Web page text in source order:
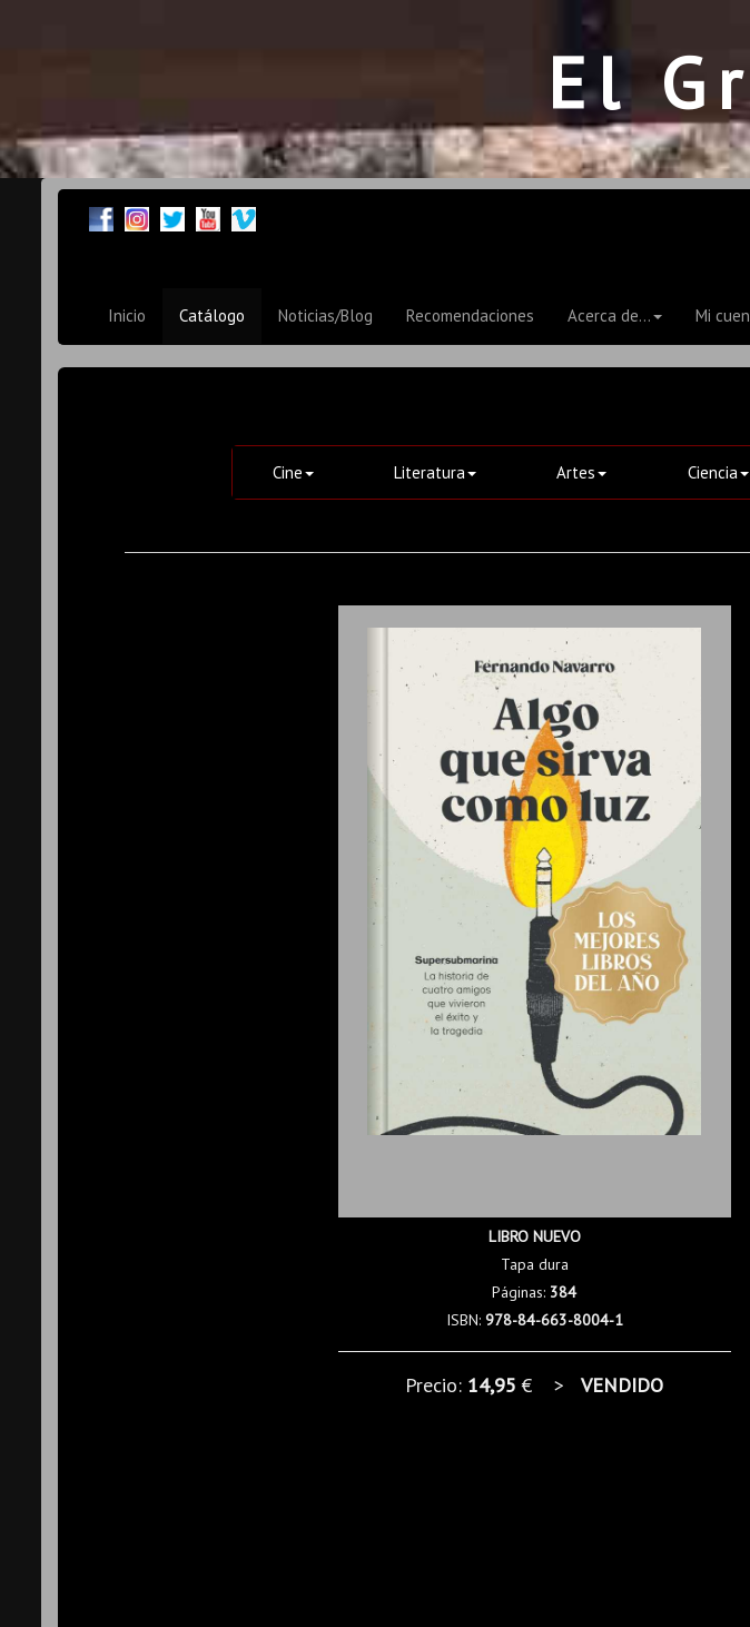
El
Inicio Catálogo Noticias/Blog Recomendaciones Acerca de... Mi
Cine Literatura Artes Ciencia
LIBRO NUEVO
Tapa dura
Páginas: 384
ISBN: 978-84-663-8004-1
Precio: 14,95 € >VENDIDO